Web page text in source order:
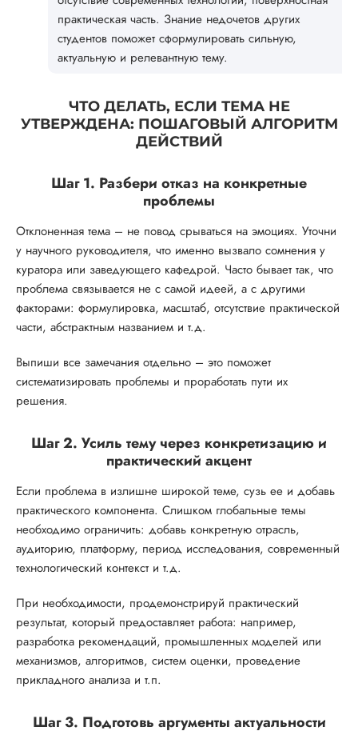
практическая часть. Знание недочетов других
студентов поможет сформулировать сильную,
актуальную и релевантную тему.
ЧТО ДЕЛАТЬ, ЕСЛИ ТЕМА НЕ
УТВЕРЖДЕНА: ПОШАГОВЫЙ АЛГОРИТМ
ДЕЙСТВИЙ
Шаг 1. Разбери отказ на конкретные
проблемы
Отклоненная тема – не повод срываться на эмоциях. Уточни
у научного руководителя, что именно вызвало сомнения у
куратора или заведующего кафедрой. Часто бывает так, что
проблема связывается не с самой идеей, а с другими
факторами: формулировка, масштаб, отсутствие практической
части, абстрактным названием и т.д.
Выпиши все замечания отдельно – это поможет
систематизировать проблемы и проработать пути их
решения.
Шаг 2. Усиль тему через конкретизацию и
практический акцент
Если проблема в излишне широкой теме, сузь ее и добавь
практического компонента. Слишком глобальные темы
необходимо ограничить: добавь конкретную отрасль,
аудиторию, платформу, период исследования, современный
технологический контекст и т.д.
При необходимости, продемонстрируй практический
результат, который предоставляет работа: например,
разработка рекомендаций, промышленных моделей или
механизмов, алгоритмов, систем оценки, проведение
прикладного анализа и т.п.
Шаг 3. Подготовь аргументы актуальности